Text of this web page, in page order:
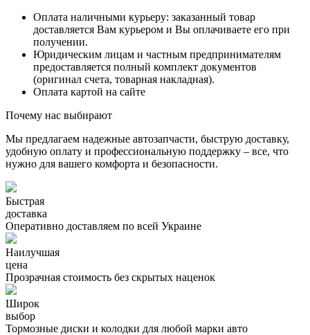
Оплата наличными курьеру: заказанный товар
доставляется Вам курьером и Вы оплачиваете его при
получении.
Юридическим лицам и частным предпринимателям
предоставляется полный комплект документов
(оригинал счета, товарная накладная).
Оплата картой на сайте
Почему нас выбирают
Мы предлагаем надежные автозапчасти, быструю доставку,
удобную оплату и профессиональную поддержку – все, что
нужно для вашего комфорта и безопасности.
Быстрая
доставка
Оперативно доставляем по всей Украине
Наилучшая
цена
Прозрачная стоимость без скрытых наценок
Широк
выбор
Тормозные диски и колодки для любой марки авто